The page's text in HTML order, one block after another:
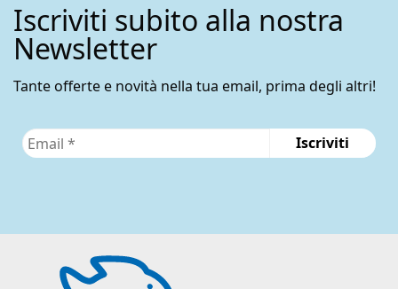
Iscriviti subito alla nostra
Newsletter
Tante offerte e novità nella tua email, prima degli altri!